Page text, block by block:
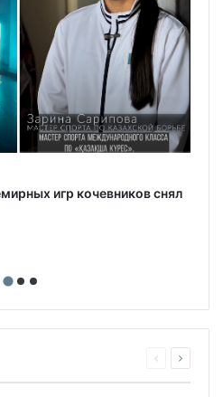
игр кочевников снял